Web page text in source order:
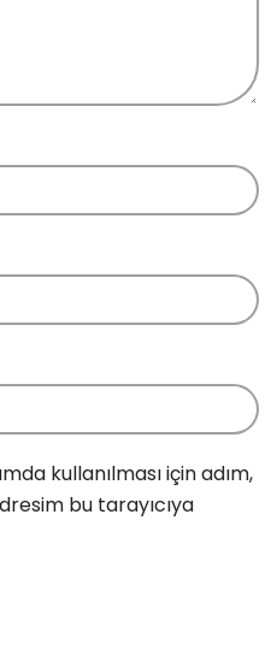
kullanılması için adım,
bu tarayıcıya